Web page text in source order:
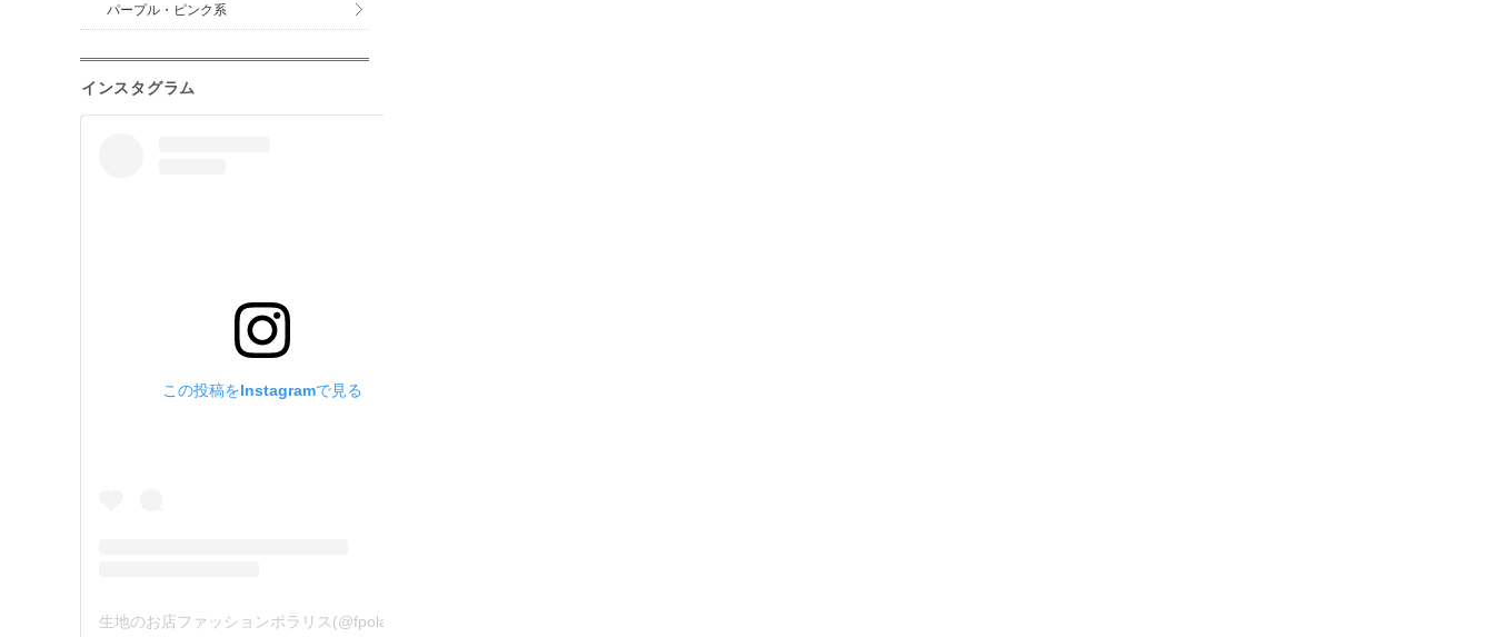
パープル・ピンク系
インスタグラム
この投稿をInstagramで見る